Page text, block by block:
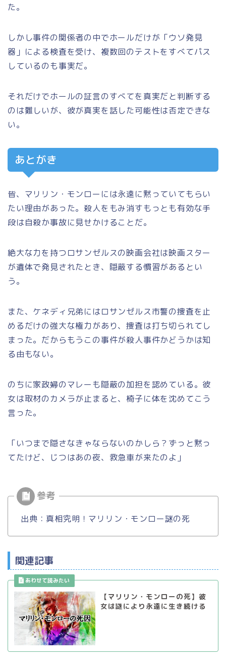
た。
しかし事件の関係者の中でホールだけが「ウソ発見
器」による検査を受け、複数回のテストをすべてパス
しているのも事実だ。
それだけでホールの証言のすべてを真実だと判断する
のは難しいが、彼が真実を話した可能性は否定できな
い。
あとがき
皆、マリリン・モンローには永遠に黙っていてもらい
たい理由があった。殺人をもみ消すもっとも有効な手
段は自殺か事故に見せかけることだ。
絶大な力を持つロサンゼルスの映画会社は映画スター
が遺体で発見されたとき、隠蔽する慣習があるとい
う。
また、ケネディ兄弟にはロサンゼルス市警の捜査を止
めるだけの強大な権力があり、捜査は打ち切られてし
まった。だからもうこの事件が殺人事件かどうかは知
る由もない。
のちに家政婦のマレーも隠蔽の加担を認めている。彼
女は取材のカメラが止まると、椅子に体を沈めてこう
言った。
「いつまで隠さなきゃならないのかしら？ずっと黙っ
てたけど、じつはあの夜、救急車が来たのよ」
出典：真相究明！マリリン・モンロー謎の死
関連記事
【マリリン・モンローの死】彼
女は謎により永遠に生き続ける